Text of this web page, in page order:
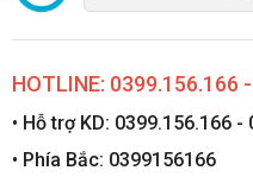
HOTLINE: 0399.156.166
• Hỗ trợ KD: 0399.156.166 -
• Phía Bắc: 0399156166